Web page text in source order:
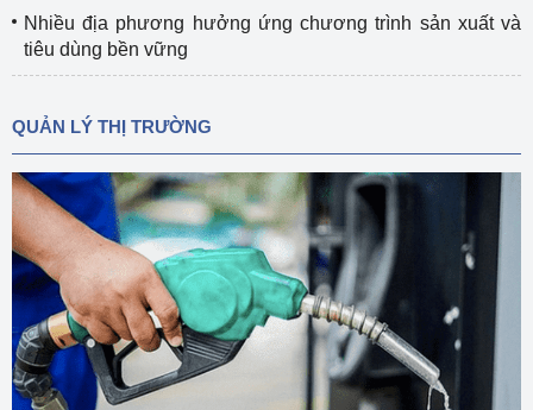
Nhiều địa phương hưởng ứng chương trình sản xuất và
tiêu dùng bền vững
QUẢN LÝ THỊ TRƯỜNG